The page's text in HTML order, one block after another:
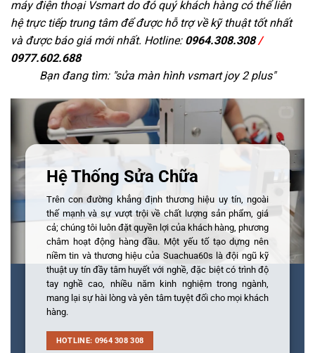
máy điện thoại Vsmart do đó quý khách hàng có thể liên
hệ trực tiếp trung tâm để được hỗ trợ về kỹ thuật tốt nhất
và được báo giá mới nhất. Hotline: 0964.308.308/
0977.602.688
Bạn đang tìm: "sửa màn hình vsmart joy 2 plus"
Hệ Thống Sửa Chữa
Trên con đường khẳng định thương hiệu uy tín, ngoài
thế mạnh và sự vượt trội về chất lượng sản phẩm, giá
cả; chúng tôi luôn đặt quyền lợi của khách hàng, phương
châm hoạt động hàng đầu. Một yếu tố tạo dựng nên
niềm tin và thương hiệu của Suachua60s là đội ngũ kỹ
thuật uy tín đầy tâm huyết với nghề, đặc biệt có trình độ
tay nghề cao, nhiều năm kinh nghiệm trong ngành,
mang lại sự hài lòng và yên tâm tuyệt đối cho mọi khách
hàng.
HOTLINE: 0964 308 308